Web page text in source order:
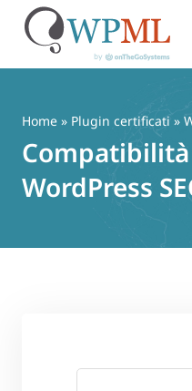
contenuto
Home » Plugin certificati »
WordPress